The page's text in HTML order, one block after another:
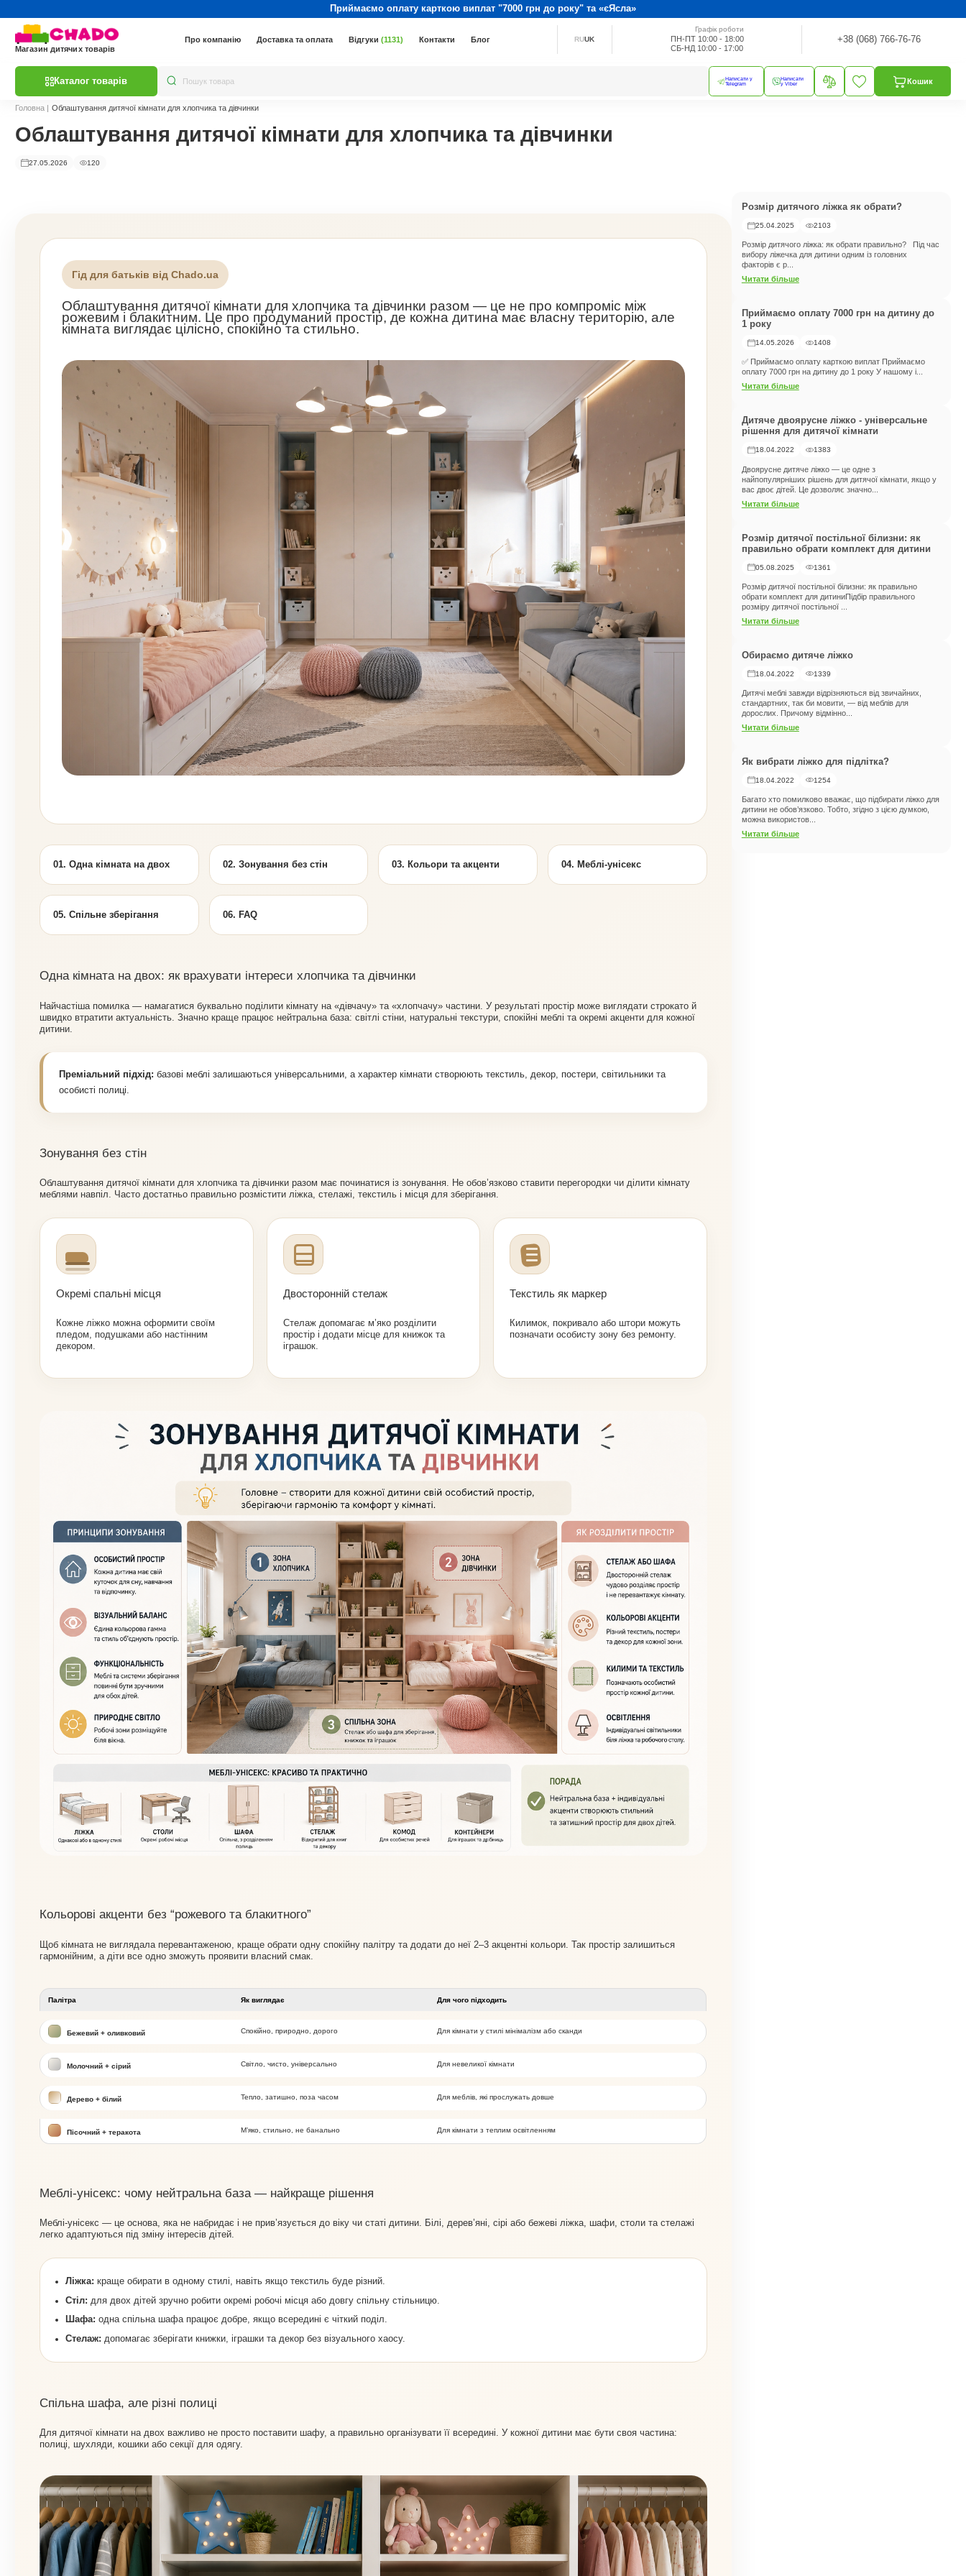
Приймаємо оплату карткою виплат "7000 грн до року" та «єЯсла»
Магазин дитячих товарів
Про компанію Доставка та оплата Відгуки(1131) Контакти Блог RUUK
Графік роботи
ПН-ПТ 10:00 - 18:00
СБ-НД 10:00 - 17:00
+38 (068) 766-76-76
Каталог товарів
Написати у
Telegram
Написати
у Viber
Кошик
Головна | Облаштування дитячої кімнати для хлопчика та дівчинки
Облаштування дитячої кімнати для хлопчика та дівчинки
27.05.2026 120
Гід для батьків від Chado.ua
Облаштування дитячої кімнати для хлопчика та дівчинки разом — це не про компроміс між
рожевим і блакитним. Це про продуманий простір, де кожна дитина має власну територію, але
кімната виглядає цілісно, спокійно та стильно.
01. Одна кімната на двох 02. Зонування без стін 03. Кольори та акценти 04. Меблі-унісекс
05. Спільне зберігання 06. FAQ
Одна кімната на двох: як врахувати інтереси хлопчика та дівчинки
Найчастіша помилка — намагатися буквально поділити кімнату на «дівчачу» та «хлопчачу» частини. У результаті простір може виглядати строкато й
швидко втратити актуальність. Значно краще працює нейтральна база: світлі стіни, натуральні текстури, спокійні меблі та окремі акценти для кожної
дитини.
Преміальний підхід: базові меблі залишаються універсальними, а характер кімнати створюють текстиль, декор, постери, світильники та
особисті полиці.
Зонування без стін
Облаштування дитячої кімнати для хлопчика та дівчинки разом має починатися із зонування. Не обов’язково ставити перегородки чи ділити кімнату
меблями навпіл. Часто достатньо правильно розмістити ліжка, стелажі, текстиль і місця для зберігання.
Окремі спальні місця
Кожне ліжко можна оформити своїм
пледом, подушками або настінним
декором.
Двосторонній стелаж
Стелаж допомагає м’яко розділити
простір і додати місце для книжок та
іграшок.
Текстиль як маркер
Килимок, покривало або штори можуть
позначати особисту зону без ремонту.
Кольорові акценти без “рожевого та блакитного”
Щоб кімната не виглядала перевантаженою, краще обрати одну спокійну палітру та додати до неї 2–3 акцентні кольори. Так простір залишиться
гармонійним, а діти все одно зможуть проявити власний смак.
Палітра Як виглядає Для чого підходить
Бежевий + оливковий Спокійно, природно, дорого Для кімнати у стилі мінімалізм або сканди
Молочний + сірий Світло, чисто, універсально Для невеликої кімнати
Дерево + білий Тепло, затишно, поза часом Для меблів, які прослужать довше
Пісочний + теракота М’яко, стильно, не банально Для кімнати з теплим освітленням
Меблі-унісекс: чому нейтральна база — найкраще рішення
Меблі-унісекс — це основа, яка не набридає і не прив’язується до віку чи статі дитини. Білі, дерев’яні, сірі або бежеві ліжка, шафи, столи та стелажі
легко адаптуються під зміну інтересів дітей.
Ліжка: краще обирати в одному стилі, навіть якщо текстиль буде різний.
Стіл: для двох дітей зручно робити окремі робочі місця або довгу спільну стільницю.
Шафа: одна спільна шафа працює добре, якщо всередині є чіткий поділ.
Стелаж: допомагає зберігати книжки, іграшки та декор без візуального хаосу.
Спільна шафа, але різні полиці
Для дитячої кімнати на двох важливо не просто поставити шафу, а правильно організувати її всередині. У кожної дитини має бути своя частина:
полиці, шухляди, кошики або секції для одягу.
Розмір дитячого ліжка як обрати?
25.04.2025 2103
Розмір дитячого ліжка: як обрати правильно? Під час
вибору ліжечка для дитини одним із головних
факторів є р...
Читати більше
Приймаємо оплату 7000 грн на дитину до
1 року
14.05.2026 1408
✅ Приймаємо оплату карткою виплат Приймаємо
оплату 7000 грн на дитину до 1 року У нашому і...
Читати більше
Дитяче двоярусне ліжко - універсальне
рішення для дитячої кімнати
18.04.2022 1383
Двоярусне дитяче ліжко — це одне з
найпопулярніших рішень для дитячої кімнати, якщо у
вас двоє дітей. Це дозволяє значно...
Читати більше
Розмір дитячої постільної білизни: як
правильно обрати комплект для дитини
05.08.2025 1361
Розмір дитячої постільної білизни: як правильно
обрати комплект для дитиниПідбір правильного
розміру дитячої постільної ...
Читати більше
Обираємо дитяче ліжко
18.04.2022 1339
Дитячі меблі завжди відрізняються від звичайних,
стандартних, так би мовити, — від меблів для
дорослих. Причому відмінно...
Читати більше
Як вибрати ліжко для підлітка?
18.04.2022 1254
Багато хто помилково вважає, що підбирати ліжко для
дитини не обов’язково. Тобто, згідно з цією думкою,
можна використов...
Читати більше